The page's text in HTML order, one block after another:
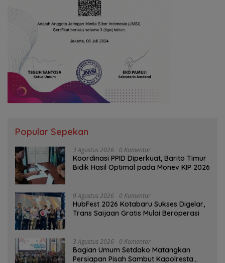
Popular Sepekan
3 Agustus 2026 0 Komentar
Koordinasi PPID Diperkuat, Barito Timur
Bidik Hasil Optimal pada Monev KIP 2026
9 Agustus 2026 0 Komentar
HubFest 2026 Kotabaru Sukses Digelar,
Trans Saijaan Gratis Mulai Beroperasi
3 Agustus 2026 0 Komentar
Bagian Umum Setdako Matangkan
Persiapan Pisah Sambut Kapolresta